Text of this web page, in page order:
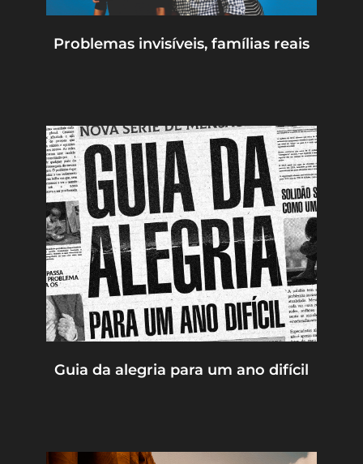
Problemas invisíveis, famílias reais
Guia da alegria para um ano difícil